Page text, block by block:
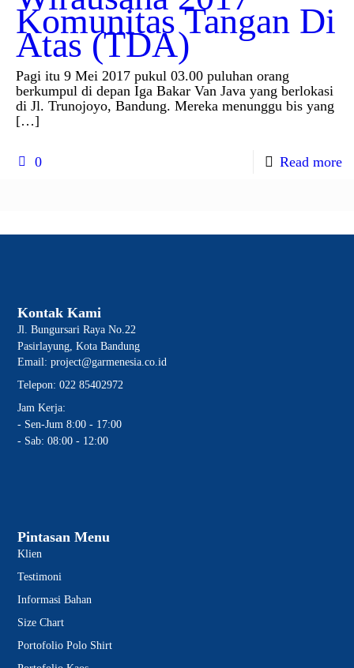
Komunitas Tangan Di
Atas (TDA)
Pagi itu 9 Mei 2017 pukul 03.00 puluhan orang
berkumpul di depan Iga Bakar Van Java yang berlokasi
di Jl. Trunojoyo, Bandung. Mereka menunggu bis yang
[…]
0 Read more
Pintasan Menu
Klien
Testimoni
Informasi Bahan
Size Chart
Portofolio Polo Shirt
Kontak Kami
Jl. Bungursari Raya No.22
Pasirlayung, Kota Bandung
Email: project@garmenesia.co.id
Telepon: 022 85402972
Jam Kerja:
- Sen-Jum 8:00 - 17:00
- Sab: 08:00 - 12:00